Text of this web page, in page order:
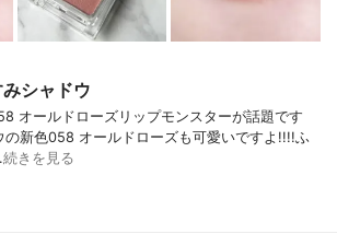
シャドウ
オールドローズリップモンスターが話題です
の新色058 オールドローズも可愛いですよ!!!!ふ
続きを見る